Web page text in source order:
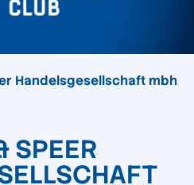
Handelsgesellschaft mbh
SPEER